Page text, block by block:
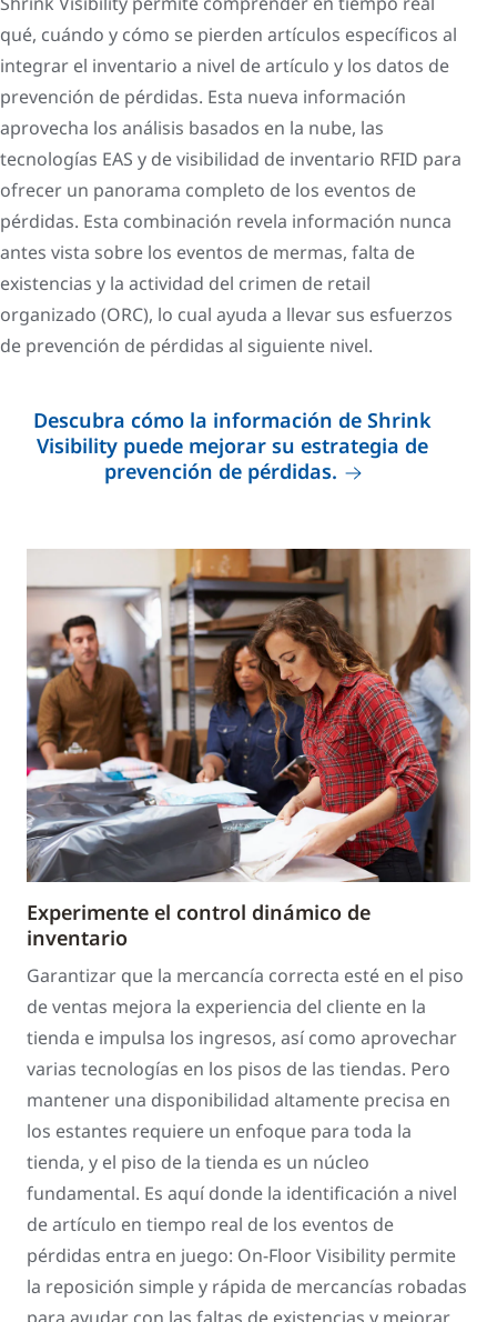
qué, cuándo y cómo se pierden artículos específicos al
integrar el inventario a nivel de artículo y los datos de
prevención de pérdidas. Esta nueva información
aprovecha los análisis basados en la nube, las
tecnologías EAS y de visibilidad de inventario RFID para
ofrecer un panorama completo de los eventos de
pérdidas. Esta combinación revela información nunca
antes vista sobre los eventos de mermas, falta de
existencias y la actividad del crimen de retail
organizado (ORC), lo cual ayuda a llevar sus esfuerzos
de prevención de pérdidas al siguiente nivel.
Descubra cómo la información de Shrink
Visibility puede mejorar su estrategia de
prevención de pérdidas.
Experimente el control dinámico de
inventario
Garantizar que la mercancía correcta esté en el piso
de ventas mejora la experiencia del cliente en la
tienda e impulsa los ingresos, así como aprovechar
varias tecnologías en los pisos de las tiendas. Pero
mantener una disponibilidad altamente precisa en
los estantes requiere un enfoque para toda la
tienda, y el piso de la tienda es un núcleo
fundamental. Es aquí donde la identificación a nivel
de artículo en tiempo real de los eventos de
pérdidas entra en juego: On-Floor Visibility permite
la reposición simple y rápida de mercancías robadas